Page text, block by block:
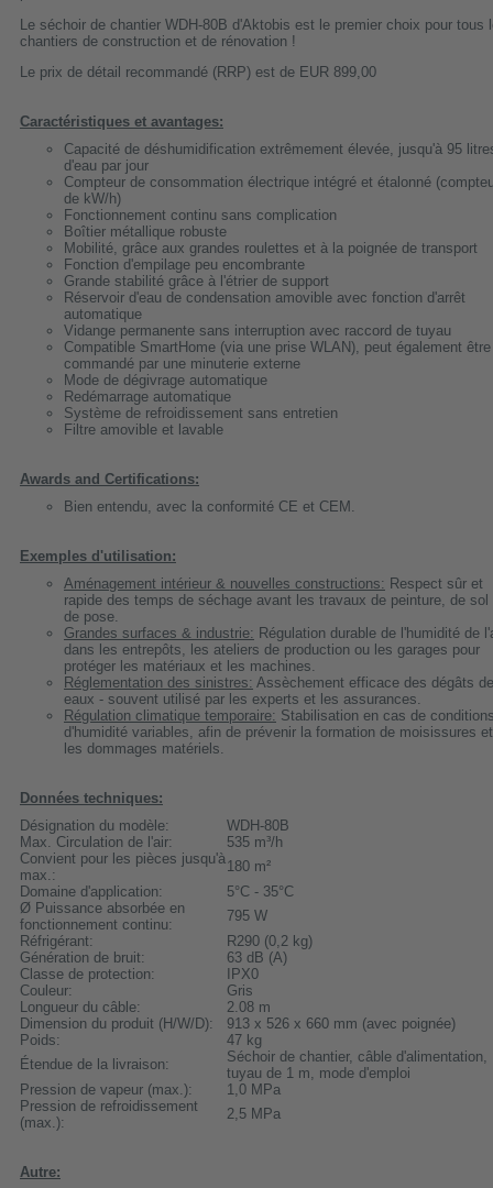
Le séchoir de chantier WDH-80B d'Aktobis est le premier choix pour tous
chantiers de construction et de rénovation !
Le prix de détail recommandé (RRP) est de EUR 899,00
Caractéristiques et avantages:
Capacité de déshumidification extrêmement élevée, jusqu'à 95
d'eau par jour
Compteur de consommation électrique intégré et étalonné
de kW/h)
Fonctionnement continu sans complication
Boîtier métallique robuste
Mobilité, grâce aux grandes roulettes et à la poignée de transport
Fonction d'empilage peu encombrante
Grande stabilité grâce à l'étrier de support
Réservoir d'eau de condensation amovible avec fonction d'arrêt
automatique
Vidange permanente sans interruption avec raccord de tuyau
Compatible SmartHome (via une prise WLAN), peut également être
commandé par une minuterie externe
Mode de dégivrage automatique
Redémarrage automatique
Système de refroidissement sans entretien
Filtre amovible et lavable
Awards and Certifications:
Bien entendu, avec la conformité CE et CEM.
Exemples d'utilisation:
Aménagement intérieur & nouvelles constructions: Respect sûr et
rapide des temps de séchage avant les travaux de peinture, de sol
de pose.
Grandes surfaces & industrie: Régulation durable de l'humidité de
dans les entrepôts, les ateliers de production ou les garages pour
protéger les matériaux et les machines.
Réglementation des sinistres: Assèchement efficace des dégâts
eaux - souvent utilisé par les experts et les assurances.
Régulation climatique temporaire: Stabilisation en cas de
d'humidité variables, afin de prévenir la formation de moisissures et
les dommages matériels.
Données techniques:
Désignation du modèle:
WDH-80B
Max. Circulation de l'air:
535 m³/h
Convient pour les pièces jusqu'à
max.:
180 m²
Domaine d'application:
5°C - 35°C
Ø Puissance absorbée en
fonctionnement continu:
795 W
Réfrigérant:
R290 (0,2 kg)
Génération de bruit:
63 dB (A)
Classe de protection:
IPX0
Couleur:
Gris
Longueur du câble:
2.08 m
Dimension du produit (H/W/D):
913 x 526 x 660 mm (avec poignée)
Poids:
47 kg
Étendue de la livraison:
Séchoir de chantier, câble d'alimentation,
tuyau de 1 m, mode d'emploi
Pression de vapeur (max.):
1,0 MPa
Pression de refroidissement
(max.):
2,5 MPa
Autre: